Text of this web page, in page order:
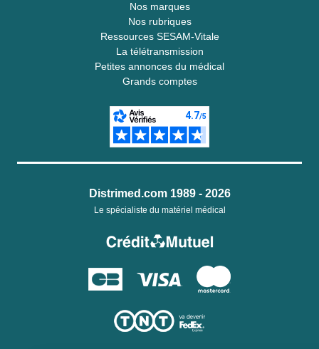
Nos marques
Nos rubriques
Ressources SESAM-Vitale
La télétransmission
Petites annonces du médical
Grands comptes
Distrimed.com 1989 - 2026
Le spécialiste du matériel médical